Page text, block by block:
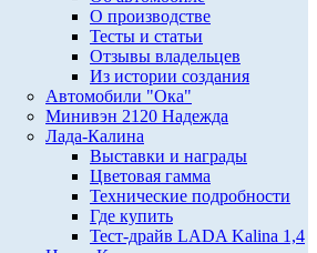
О производстве
Тесты и статьи
Отзывы владельцев
Из истории создания
Автомобили "Ока"
Минивэн 2120 Надежда
Лада-Калина
Выставки и награды
Цветовая гамма
Технические подробности
Где купить
Тест-драйв LADA Kalina 1,4